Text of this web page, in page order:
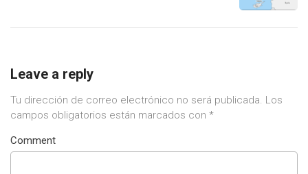
Leave a reply
Tu dirección de correo electrónico no será publicada. Los
campos obligatorios están marcados con *
Comment